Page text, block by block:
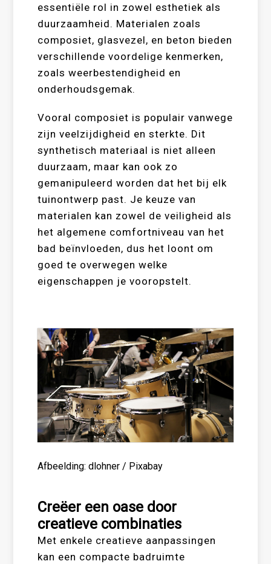
essentiële rol in zowel esthetiek als
duurzaamheid. Materialen zoals
composiet, glasvezel, en beton bieden
verschillende voordelige kenmerken,
zoals weerbestendigheid en
onderhoudsgemak.
Vooral composiet is populair vanwege
zijn veelzijdigheid en sterkte. Dit
synthetisch materiaal is niet alleen
duurzaam, maar kan ook zo
gemanipuleerd worden dat het bij elk
tuinontwerp past. Je keuze van
materialen kan zowel de veiligheid als
het algemene comfortniveau van het
bad beïnvloeden, dus het loont om
goed te overwegen welke
eigenschappen je vooropstelt.
Afbeelding: dlohner / Pixabay
Creëer een oase door
creatieve combinaties
Met enkele creatieve aanpassingen
kan een compacte badruimte